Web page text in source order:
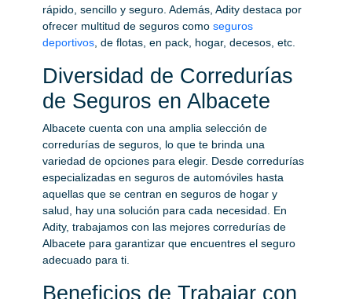
rápido, sencillo y seguro. Además, Adity destaca por
ofrecer multitud de seguros como seguros
deportivos , de flotas, en pack, hogar, decesos, etc.
Diversidad de Corredurías
de Seguros en Albacete
Albacete cuenta con una amplia selección de
corredurías de seguros, lo que te brinda una
variedad de opciones para elegir. Desde corredurías
especializadas en seguros de automóviles hasta
aquellas que se centran en seguros de hogar y
salud, hay una solución para cada necesidad. En
Adity, trabajamos con las mejores corredurías de
Albacete para garantizar que encuentres el seguro
adecuado para ti.
Beneficios de Trabajar con